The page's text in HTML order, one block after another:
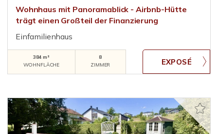
Wohnhaus mit Panoramablick - Airbnb-Hütte
trägt einen Großteil der Finanzierung
Einfamilienhaus
384 m²
WOHNFLÄCHE
8
ZIMMER